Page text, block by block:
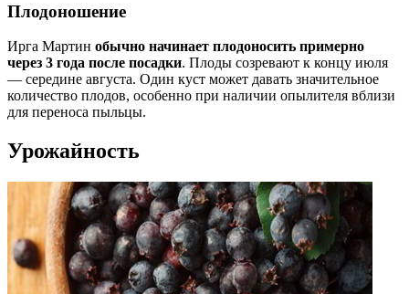
Плодоношение
Ирга Мартин обычно начинает плодоносить примерно
через 3 года после посадки. Плоды созревают к концу июля
— середине августа. Один куст может давать значительное
количество плодов, особенно при наличии опылителя вблизи
для переноса пыльцы.
Урожайность